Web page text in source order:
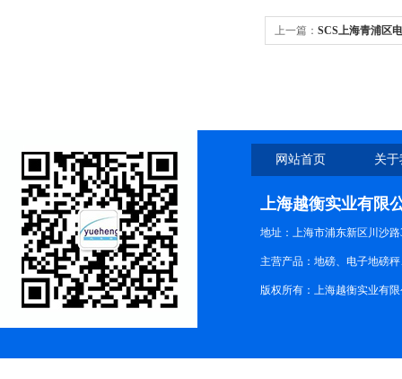
上一篇： SCS上海青浦区
网站首页 关
上海越衡实业有限
地址：上海市浦东新区川沙路
主营产品：地磅、电子地磅
版权所有：上海越衡实业有